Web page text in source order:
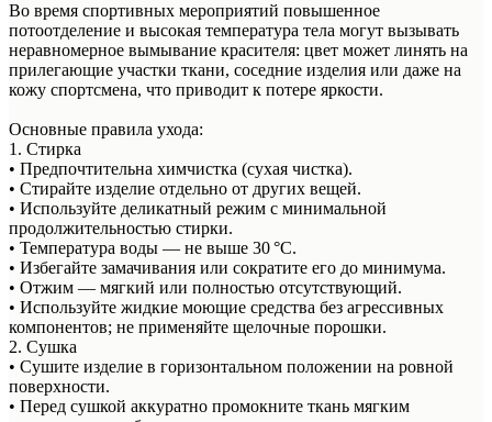
Во время спортивных мероприятий повышенное
потоотделение и высокая температура тела могут вызывать
неравномерное вымывание красителя: цвет может линять на
прилегающие участки ткани, соседние изделия или даже на
кожу спортсмена, что приводит к потере яркости.
Основные правила ухода:
1. Стирка
• Предпочтительна химчистка (сухая чистка).
• Стирайте изделие отдельно от других вещей.
• Используйте деликатный режим с минимальной
продолжительностью стирки.
• Температура воды — не выше 30 °C.
• Избегайте замачивания или сократите его до минимума.
• Отжим — мягкий или полностью отсутствующий.
• Используйте жидкие моющие средства без агрессивных
компонентов; не применяйте щелочные порошки.
2. Сушка
• Сушите изделие в горизонтальном положении на ровной
поверхности.
• Перед сушкой аккуратно промокните ткань мягким